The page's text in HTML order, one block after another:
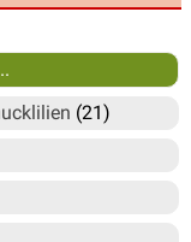
(21)